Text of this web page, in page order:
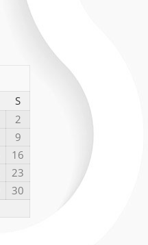
S
2
9
16
23
30